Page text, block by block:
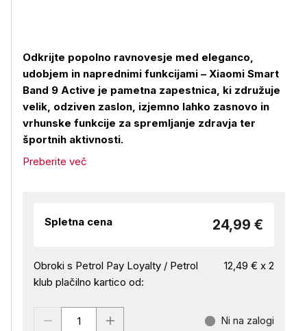
Odkrijte popolno ravnovesje med eleganco,
udobjem in naprednimi funkcijami – Xiaomi Smart
Band 9 Active je pametna zapestnica, ki združuje
velik, odziven zaslon, izjemno lahko zasnovo in
vrhunske funkcije za spremljanje zdravja ter
športnih aktivnosti.
Preberite več
Spletna cena 24,99 €
Obroki s Petrol Pay Loyalty / Petrol
klub plačilno kartico od:
12,49 € x 2
Ni na zalogi